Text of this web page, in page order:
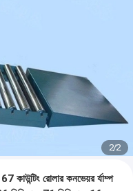
2/2
রোলার কনভেয়র র্যাম্প